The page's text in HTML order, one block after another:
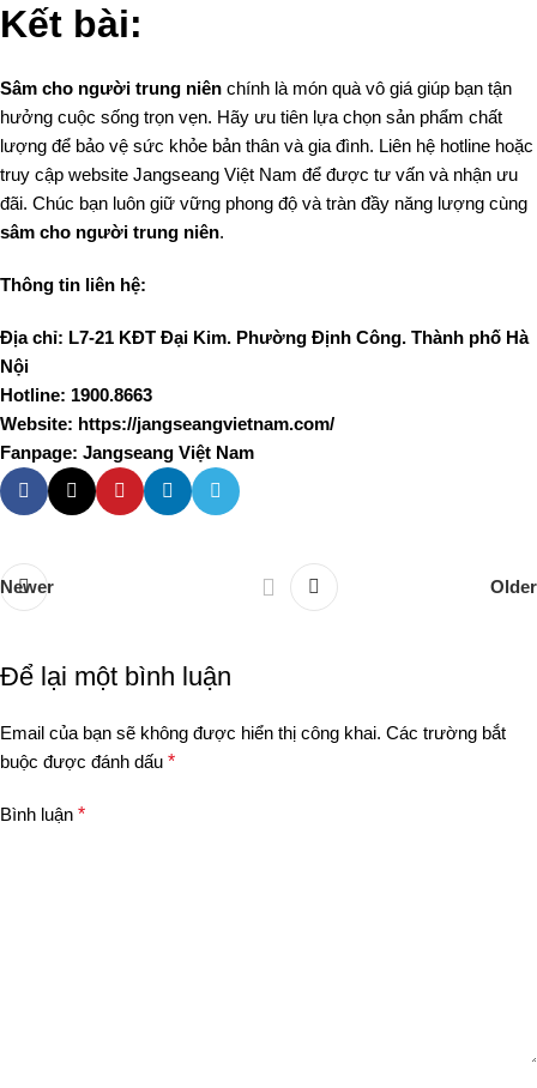
Kết bài:
Sâm cho người trung niên chính là món quà vô giá giúp bạn tận
hưởng cuộc sống trọn vẹn. Hãy ưu tiên lựa chọn sản phẩm chất
lượng để bảo vệ sức khỏe bản thân và gia đình. Liên hệ hotline hoặc
truy cập website Jangseang Việt Nam để được tư vấn và nhận ưu
đãi. Chúc bạn luôn giữ vững phong độ và tràn đầy năng lượng cùng
sâm cho người trung niên.
Thông tin liên hệ:
Địa chỉ: L7-21 KĐT Đại Kim. Phường Định Công. Thành phố Hà
Nội
Hotline: 1900.8663
Website: https://jangseangvietnam.com/
Fanpage: Jangseang Việt Nam
Newer Older
Để lại một bình luận
Email của bạn sẽ không được hiển thị công khai. Các trường bắt
buộc được đánh dấu *
Bình luận *